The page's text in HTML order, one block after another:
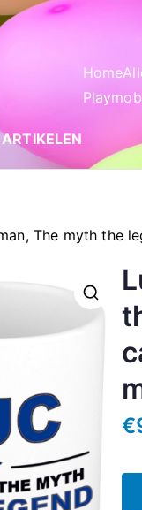
Home
The myth the
🔍
€